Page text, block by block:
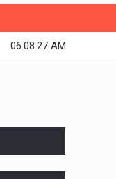
06:08:28 AM